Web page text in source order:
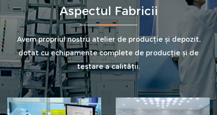
Aspectul Fabricii
Avem propriul nostru atelier de producție și depozit,
dotat cu echipamente complete de producție și de
testare a calității.